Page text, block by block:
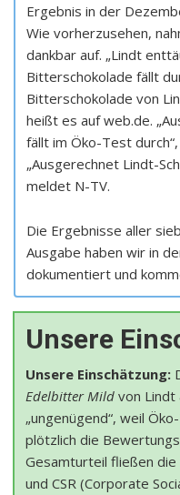
Ergebnis in der
Wie vorherzusehen,
dankbar auf. „Lindt
Bitterschokolade fällt
Bitterschokolade von
heißt es auf web.de.
fällt im Öko-Test
„Ausgerechnet Lindt-
meldet N-TV.
Die Ergebnisse aller
Ausgabe haben wir in
dokumentiert und
Unsere
Unsere Einschätzung:
Edelbitter Mild von Lindt
„ungenügend“, weil
plötzlich die
Gesamturteil fließen
und CSR (Corporate